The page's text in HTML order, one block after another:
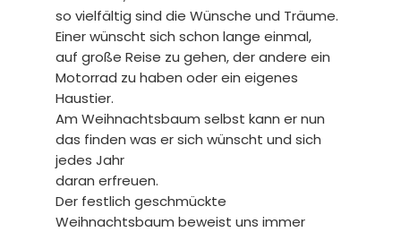
so vielfältig sind die Wünsche und Träume.
Einer wünscht sich schon lange einmal,
auf große Reise zu gehen, der andere ein
Motorrad zu haben oder ein eigenes
Haustier.
Am Weihnachtsbaum selbst kann er nun
das finden was er sich wünscht und sich
jedes Jahr
daran erfreuen.
Der festlich geschmückte
Weihnachtsbaum beweist uns immer